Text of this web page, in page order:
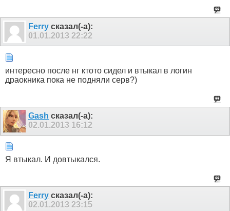
Ferry сказал(-а):
01.01.2013 22:22
интересно после нг ктото сидел и втыкал в логин
драокника пока не подняли серв?)
Gash сказал(-а):
02.01.2013 16:12
Я втыкал. И довтыкался.
Ferry сказал(-а):
02.01.2013 23:15